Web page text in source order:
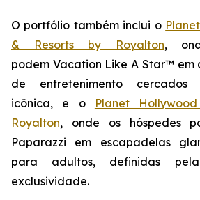
O portfólio também inclui o
& Resorts by Royalton,
podem Vacation Like A Star™ em
de entretenimento cercados
icônica, e o
Planet
Royalton, onde os hóspedes
Paparazzi em escapadelas
para adultos, definidas
exclusividade.